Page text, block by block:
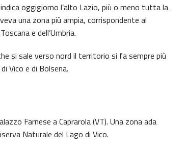
oggigiorno l’alto Lazio, più o meno tutta la
una zona più ampia, corrispondente al
e dell’Umbria.
si sale verso nord il territorio si fa sempre più
Vico e di Bolsena.
Farnese a Caprarola (VT). Una zona ada
Naturale del Lago di Vico.